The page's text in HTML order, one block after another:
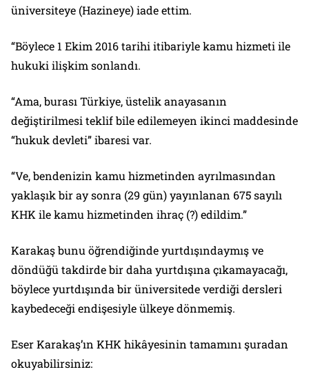
üniversiteye (Hazineye) iade ettim.
“Böylece 1 Ekim 2016 tarihi itibariyle kamu hizmeti ile
hukuki ilişkim sonlandı.
“Ama, burası Türkiye, üstelik anayasanın
değiştirilmesi teklif bile edilemeyen ikinci maddesinde
“hukuk devleti” ibaresi var.
“Ve, bendenizin kamu hizmetinden ayrılmasından
yaklaşık bir ay sonra (29 gün) yayınlanan 675 sayılı
KHK ile kamu hizmetinden ihraç (?) edildim.”
Karakaş bunu öğrendiğinde yurtdışındaymış ve
döndüğü takdirde bir daha yurtdışına çıkamayacağı,
böylece yurtdışında bir üniversitede verdiği dersleri
kaybedeceği endişesiyle ülkeye dönmemiş.
Eser Karakaş’ın KHK hikâyesinin tamamını şuradan
okuyabilirsiniz: